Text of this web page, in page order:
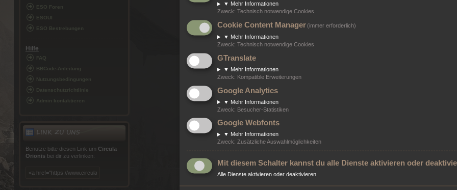
ESO Foren
ESOUI
ESO Bestrebungen
Hilfe
FAQ
BBCode-Anleitung
Nutzungsbedingungen
Datenschutzrichtlinie
Admin kontaktieren
LINK ZU UNS
Benutze bitte diesen Link um Circula
Orionisbei dir zu verlinken:
▼ Mehr Informationen
Zweck: Technisch notwendige Cookies
Cookie Content Manager(immer erforderlich)
▼ Mehr Informationen
Zweck: Technisch notwendige Cookies
GTranslate
▼ Mehr Informationen
Zweck: Kompatible Erweiterungen
Google Analytics
▼ Mehr Informationen
Zweck: Besucher-Statistiken
Google Webfonts
▼ Mehr Informationen
Zweck: Zusätzliche Auswahlmöglichkeiten
Mit diesem Schalter kannst du alle Dienste aktivieren oder
Alle Dienste aktivieren oder deaktivieren